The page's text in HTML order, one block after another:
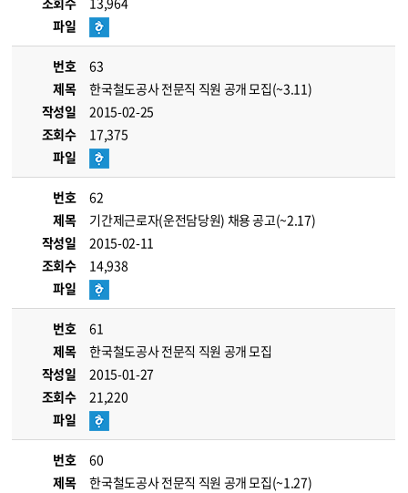
파일
번호
63
제목
한국철도공사 전문직 직원 공개 모집(~3.11)
작성일
2015-02-25
조회수
17,375
파일
번호
62
제목
기간제근로자(운전담당원) 채용 공고(~2.17)
작성일
2015-02-11
조회수
14,938
파일
번호
61
제목
한국철도공사 전문직 직원 공개 모집
작성일
2015-01-27
조회수
21,220
파일
번호
60
제목
한국철도공사 전문직 직원 공개 모집(~1.27)